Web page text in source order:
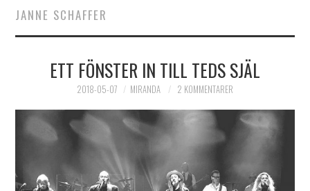
OM BLOGGEN
JANNE SCHAFFER
ETT FÖNSTER IN TILL TEDS SJÄL
2018-05-07 MIRANDA 2 KOMMENTARER